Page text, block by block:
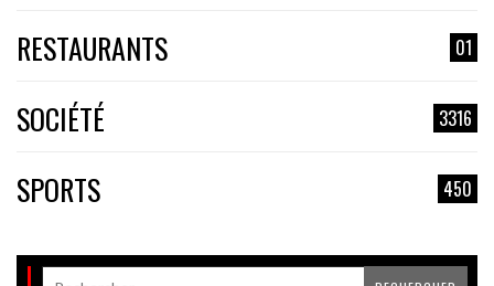
RESTAURANTS 01
SOCIÉTÉ 3316
SPORTS 450